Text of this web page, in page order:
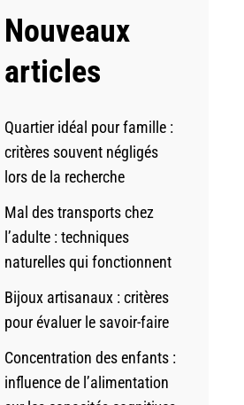
Nouveaux
articles
Quartier idéal pour famille :
critères souvent négligés
lors de la recherche
Mal des transports chez
l’adulte : techniques
naturelles qui fonctionnent
Bijoux artisanaux : critères
pour évaluer le savoir-faire
Concentration des enfants :
influence de l’alimentation